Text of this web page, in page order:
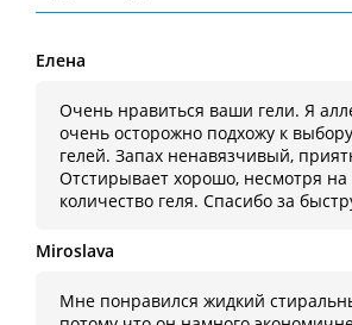
Елена
Очень нравиться ваши гели. Я
очень осторожно подхожу к
гелей. Запах ненавязчивый,
Отстирывает хорошо, несмотря
количество геля. Спасибо за
Miroslava
Мне понравился жидкий